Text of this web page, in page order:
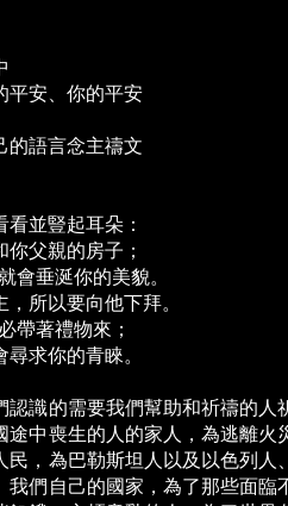
平安、你的平安
的語言念主禱文
看並豎起耳朵 ：
父親的房子；
會垂涎你的美貌。
，所以要向他下拜。
帶著禮物來；
尋求你的青睞。
認識的需要我們幫助和祈禱的人
途中喪生的人的家人，為逃離火
民，為巴勒斯坦人以及以色列人
我們自己的國家，為了那些面臨